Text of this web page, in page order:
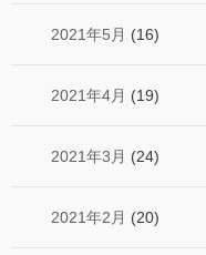
2021年5月 (16)
2021年4月 (19)
2021年3月 (24)
2021年2月 (20)